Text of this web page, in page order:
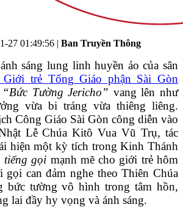
27 01:49:56 | Ban Truyền Thông
sáng lung linh huyền ảo của sân
trẻ Tổng Giáo phận Sài Gòn
“Bức Tường Jericho” vang lên như
vừa bi tráng vừa thiêng liêng.
Công Giáo Sài Gòn công diễn vào
Lễ Chúa Kitô Vua Vũ Trụ, tác
hiện một kỳ tích trong Kinh Thánh
tiếng gọi mạnh mẽ cho giới trẻ hôm
can đảm nghe theo Thiên Chúa
bức tường vô hình trong tâm hồn,
lai đầy hy vọng và ánh sáng.